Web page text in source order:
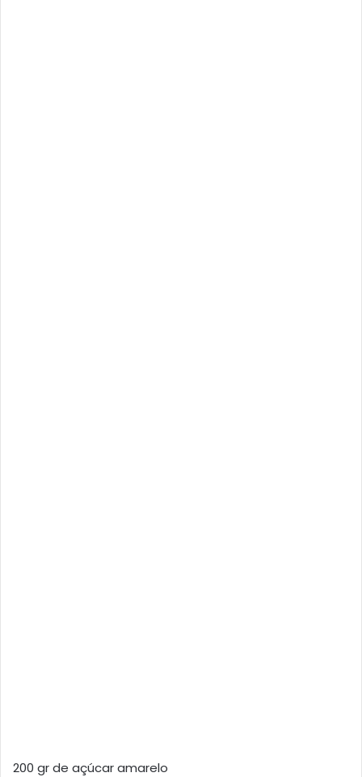
200 gr de açúcar amarelo